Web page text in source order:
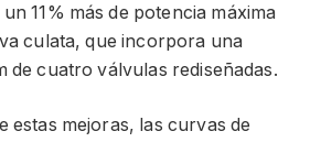
11% más de potencia máxima
culata, que incorpora una
de cuatro válvulas rediseñadas.
estas mejoras, las curvas de